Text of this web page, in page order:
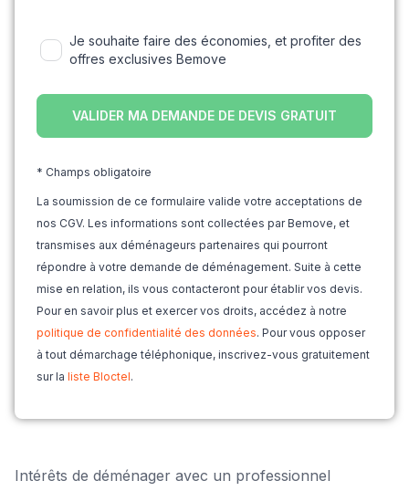
Je souhaite faire des économies, et profiter des
offres exclusives Bemove
* Champs obligatoire
La soumission de ce formulaire valide votre acceptations de
nos CGV. Les informations sont collectées par Bemove, et
transmises aux déménageurs partenaires qui pourront
répondre à votre demande de déménagement. Suite à cette
mise en relation, ils vous contacteront pour établir vos devis.
Pour en savoir plus et exercer vos droits, accédez à notre
politique de confidentialité des données. Pour vous opposer
à tout démarchage téléphonique, inscrivez-vous gratuitement
sur la liste Bloctel.
Intérêts de déménager avec un professionnel